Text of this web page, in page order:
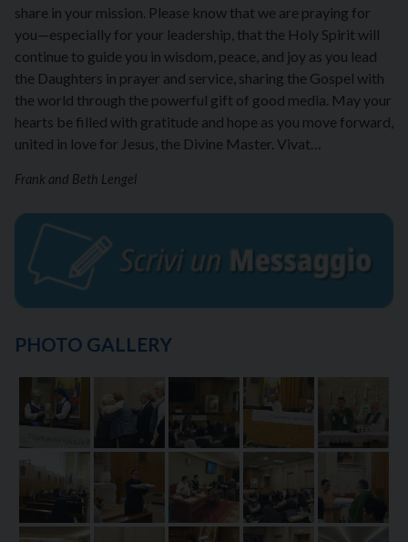
share in your mission. Please know that we are praying for
you—especially for your leadership, that the Holy Spirit will
continue to guide you in wisdom, peace, and joy as you lead
the Daughters in prayer and service, sharing the Gospel with
the world through the powerful gift of good media. May your
hearts be filled with gratitude and hope as you move forward,
united in love for Jesus, the Divine Master. Vivat…
Frank and Beth Lengel
PHOTO GALLERY